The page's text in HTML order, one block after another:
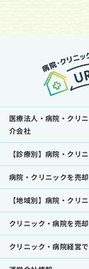
医療法人・病院・クリ
介会社
【診療別】病院・クリ
病院・クリニックを売
【地域別】病院・クリ
クリニック・病院を売
クリニック・病院経営